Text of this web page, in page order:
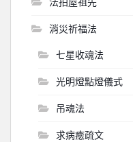
消災祈福法
七星收魂法
光明燈點燈儀式
吊魂法
求病癒疏文